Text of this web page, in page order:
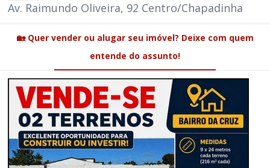
Av. Raimundo Oliveira, 92 Centro/Chapadinha
🏡 Quer vender ou alugar seu imóvel? Deixe com quem
entende do assunto!